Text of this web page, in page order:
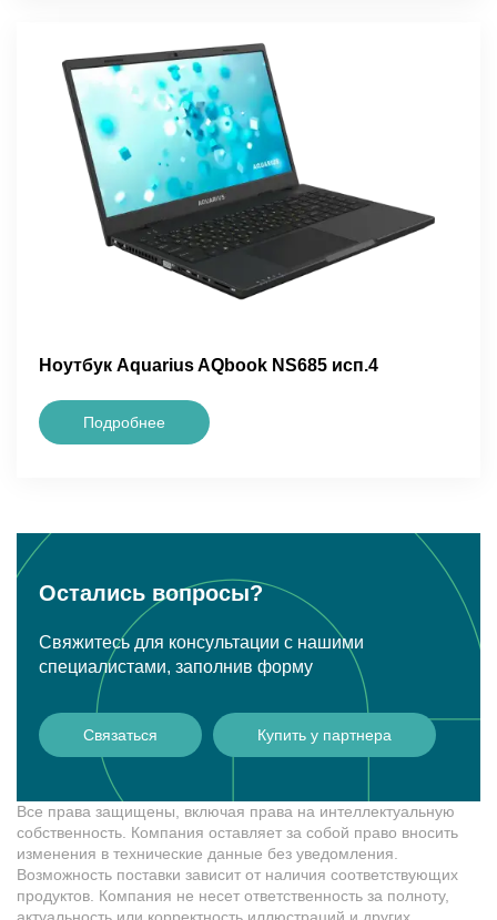
Ноутбук Aquarius AQbook NS685 исп.4
Подробнее
Остались вопросы?
Свяжитесь для консультации с нашими
специалистами, заполнив форму
Связаться Купить у партнера
Все права защищены, включая права на интеллектуальную
собственность. Компания оставляет за собой право вносить
изменения в технические данные без уведомления.
Возможность поставки зависит от наличия соответствующих
продуктов. Компания не несет ответственность за полноту,